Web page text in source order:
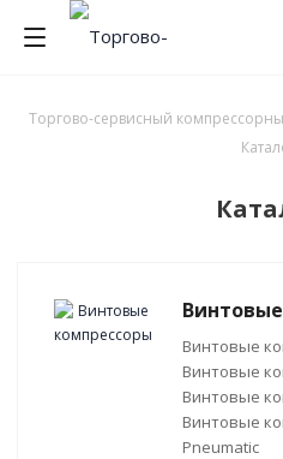
Торгово-сервисный
Винтовые
Винтовые
Винтовые
Винтовые
Pneumatic